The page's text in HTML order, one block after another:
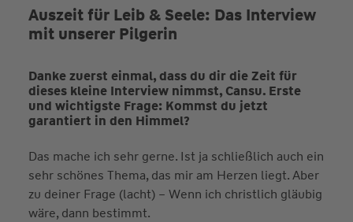
Auszeit für Leib & Seele: Das Interview
mit unserer Pilgerin
Danke zuerst einmal, dass du dir die Zeit für
dieses kleine Interview nimmst, Cansu. Erste
und wichtigste Frage: Kommst du jetzt
garantiert in den Himmel?
Das mache ich sehr gerne. Ist ja schließlich auch ein
sehr schönes Thema, das mir am Herzen liegt. Aber
zu deiner Frage (lacht) – Wenn ich christlich gläubig
wäre, dann bestimmt.